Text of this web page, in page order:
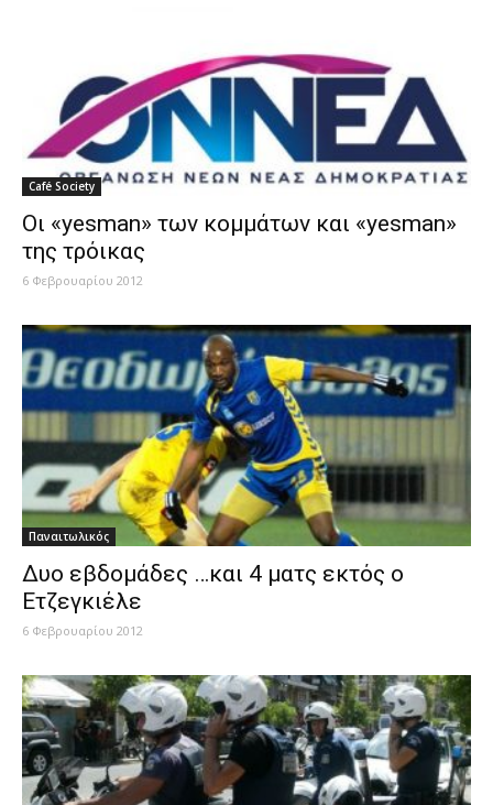
Café Society
Οι «yesman» των κομμάτων και «yesman»
της τρόικας
6 Φεβρουαρίου 2012
Παναιτωλικός
Δυο εβδομάδες …και 4 ματς εκτός ο
Ετζεγκιέλε
6 Φεβρουαρίου 2012